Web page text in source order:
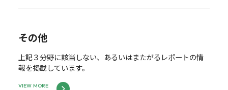
その他
上記３分野に該当しない、あるいはまたがるレポートの情
報を掲載しています。
VIEW MORE